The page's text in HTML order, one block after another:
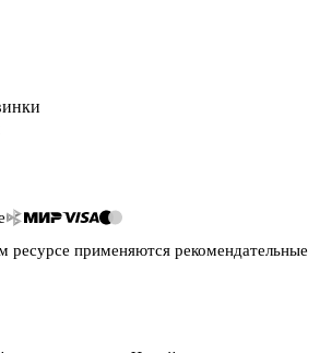
ресурсе применяются рекомендательные